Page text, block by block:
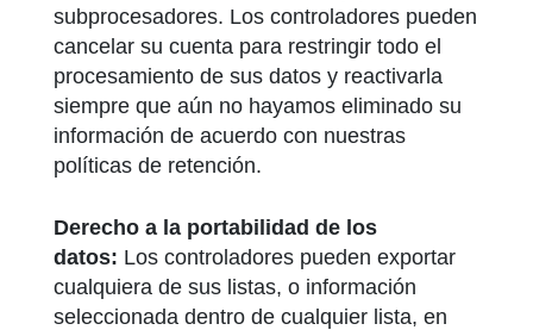
subprocesadores. Los controladores pueden
cancelar su cuenta para restringir todo el
procesamiento de sus datos y reactivarla
siempre que aún no hayamos eliminado su
información de acuerdo con nuestras
políticas de retención.
Derecho a la portabilidad de los
datos: Los controladores pueden exportar
cualquiera de sus listas, o información
seleccionada dentro de cualquier lista, en